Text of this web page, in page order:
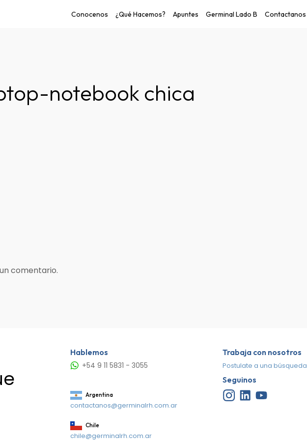
Conocenos ¿Qué Hacemos? Apuntes Germinal Lado B Contactanos
notebook chica
comentario.
Hablemos
+54 9 11 5831 - 3055
Argentina
contactanos@germinalrh.com.ar
Chile
chile@germinalrh.com.ar
Trabaja con nosotros
Postulate a una búsqueda
Seguinos